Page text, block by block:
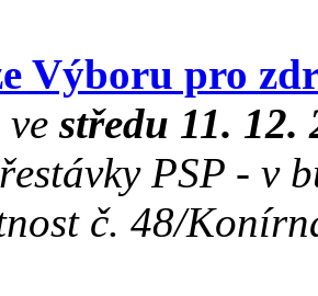
Výboru pro
středu 11. 12.
PSP - v
č. 48/